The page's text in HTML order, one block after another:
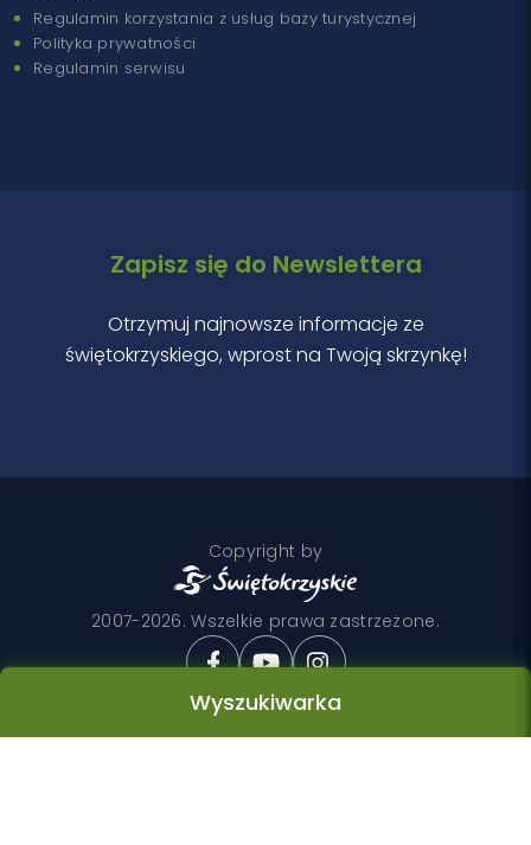
Wyszukiwarka
Regulamin korzystania z usług bazy turystycznej
Polityka prywatności
Regulamin serwisu
Zapisz się do Newslettera
Otrzymuj najnowsze informacje ze
świętokrzyskiego, wprost na Twoją skrzynkę!
Copyright by
2007-2026. Wszelkie prawa zastrzeżone.
Realizacja